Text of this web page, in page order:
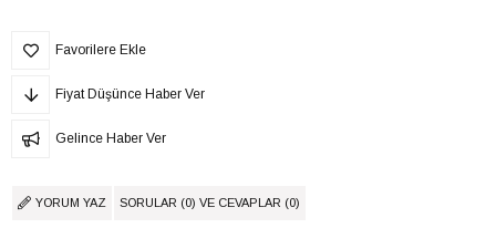
Favorilere Ekle
Fiyat Düşünce Haber Ver
Gelince Haber Ver
YORUM YAZ SORULAR (0) VE CEVAPLAR (0)